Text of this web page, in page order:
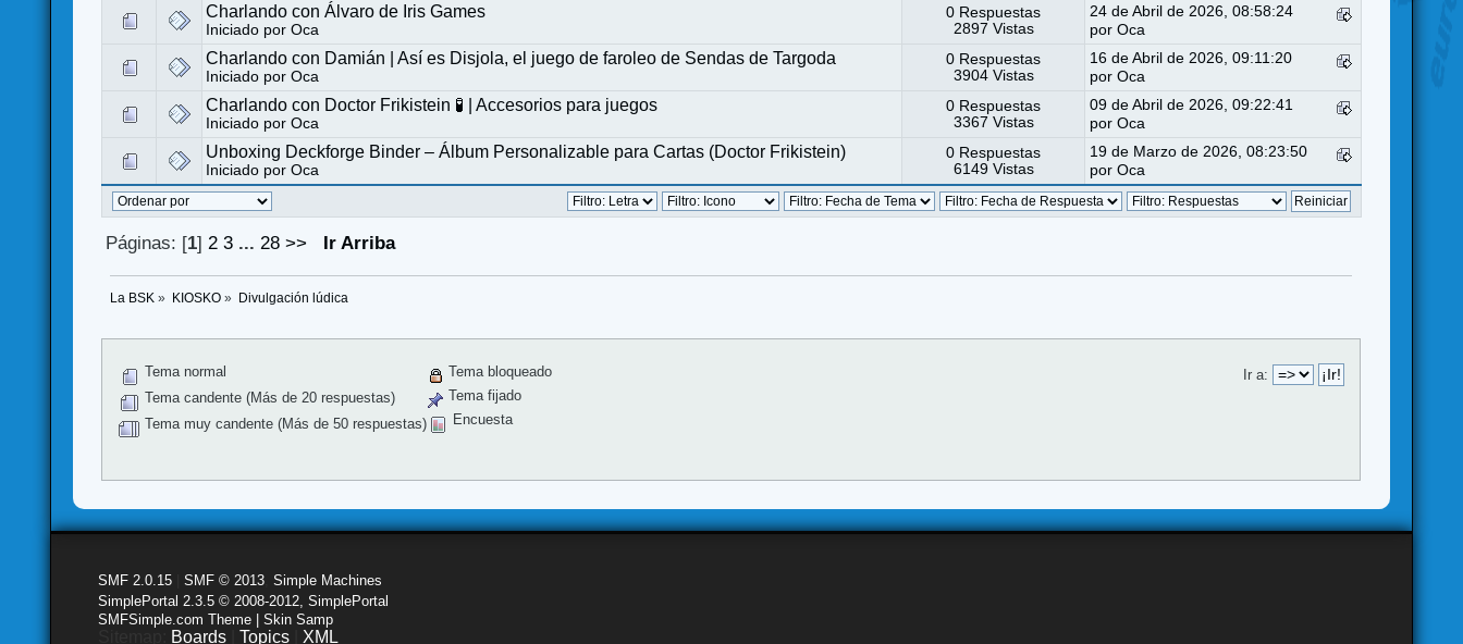
Charlando con Álvaro de Iris Games
Iniciado porOca
0 Respuestas
2897 Vistas
24 de Abril de 2026, 08:58:24
porOca
Charlando con Damián | Así es Disjola, el juego de faroleo de Sendas de Targoda
Iniciado porOca
0 Respuestas
3904 Vistas
16 de Abril de 2026, 09:11:20
porOca
Charlando con Doctor Frikistein 🧪 | Accesorios para juegos
Iniciado porOca
0 Respuestas
3367 Vistas
09 de Abril de 2026, 09:22:41
porOca
Unboxing Deckforge Binder – Álbum Personalizable para Cartas (Doctor Frikistein)
Iniciado porOca
0 Respuestas
6149 Vistas
19 de Marzo de 2026, 08:23:50
porOca
Páginas: [1] 2 3 ... 28 >> Ir Arriba
La BSK » KIOSKO» Divulgación lúdica
Ir a:
Tema normal
Tema candente (Más de 20 respuestas)
Tema muy candente (Más de 50 respuestas)
Tema bloqueado
Tema fijado
Encuesta
SMF 2.0.15 |SMF © 2013 ,Simple Machines
SimplePortal 2.3.5 © 2008-2012, SimplePortal
SMFSimple.com Theme | Skin Samp
Boards |Topics XML